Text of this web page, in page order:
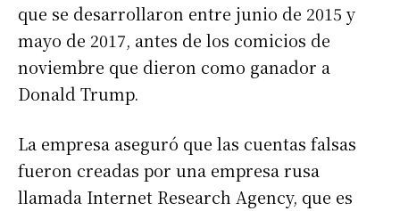
que se desarrollaron entre junio de 2015 y
mayo de 2017, antes de los comicios de
noviembre que dieron como ganador a
Donald Trump.
La empresa aseguró que las cuentas falsas
fueron creadas por una empresa rusa
llamada Internet Research Agency, que es